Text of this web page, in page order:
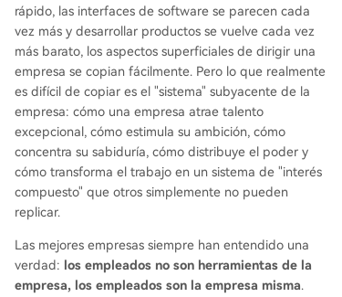
rápido, las interfaces de software se parecen cada
vez más y desarrollar productos se vuelve cada vez
más barato, los aspectos superficiales de dirigir una
empresa se copian fácilmente. Pero lo que realmente
es difícil de copiar es el "sistema" subyacente de la
empresa: cómo una empresa atrae talento
excepcional, cómo estimula su ambición, cómo
concentra su sabiduría, cómo distribuye el poder y
cómo transforma el trabajo en un sistema de "interés
compuesto" que otros simplemente no pueden
replicar.
Las mejores empresas siempre han entendido una
verdad: los empleados no son herramientas de la
empresa, los empleados son la empresa misma.